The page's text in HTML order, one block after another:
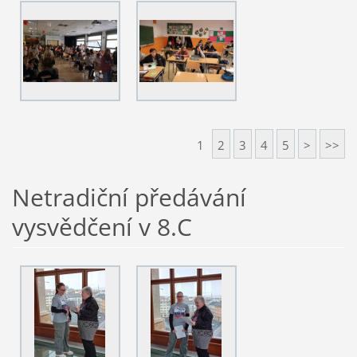
1 2 3 4 5 > >>
Netradiční předávání
vysvědčení v 8.C